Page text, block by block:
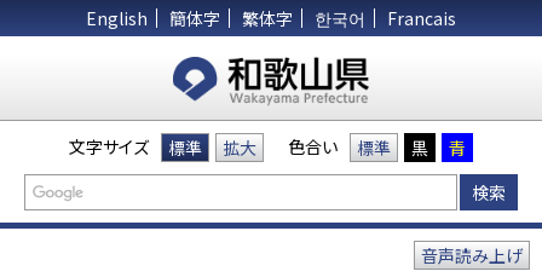
English 簡体字 繁体字 한국어 Francais
文字サイズ 標準 拡大 色合い 標準 黒 青
音声読み上げ